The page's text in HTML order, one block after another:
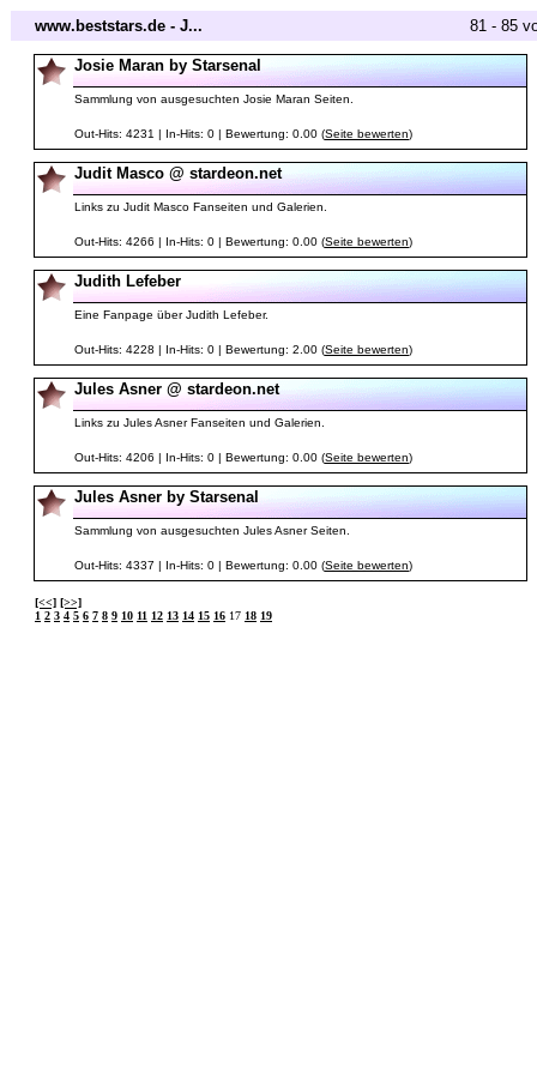
www.beststars.de - J... 81 - 85
Josie Maran by Starsenal
Sammlung von ausgesuchten Josie Maran Seiten.
Out-Hits: 4231 | In-Hits: 0 | Bewertung: 0.00 (Seite bewerten)
Judit Masco @ stardeon.net
Links zu Judit Masco Fanseiten und Galerien.
Out-Hits: 4266 | In-Hits: 0 | Bewertung: 0.00 (Seite bewerten)
Judith Lefeber
Eine Fanpage über Judith Lefeber.
Out-Hits: 4228 | In-Hits: 0 | Bewertung: 2.00 (Seite bewerten)
Jules Asner @ stardeon.net
Links zu Jules Asner Fanseiten und Galerien.
Out-Hits: 4206 | In-Hits: 0 | Bewertung: 0.00 (Seite bewerten)
Jules Asner by Starsenal
Sammlung von ausgesuchten Jules Asner Seiten.
Out-Hits: 4337 | In-Hits: 0 | Bewertung: 0.00 (Seite bewerten)
[<<] [>>]
1 2 3 4 5 6 7 8 9 10 11 12 13 14 15 16 17 18 19